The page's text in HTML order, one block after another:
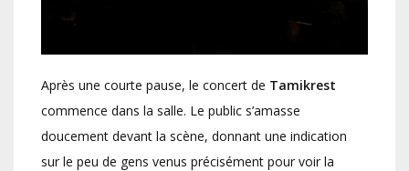
Après une courte pause, le concert de Tamikrest
commence dans la salle. Le public s’amasse
doucement devant la scène, donnant une indication
sur le peu de gens venus précisément pour voir la